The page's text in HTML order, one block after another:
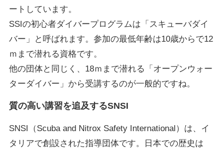
ートしています。
SSIの初心者ダイバープログラムは「スキューバダイ
バー」と呼ばれます。参加の最低年齢は10歳からで12
ｍまで潜れる資格です。
他の団体と同じく、18ｍまで潜れる「オープンウォー
ターダイバー」から受講するのが一般的ですね。
質の高い講習を追及するSNSI
SNSI（Scuba and Nitrox Safety International）は、イ
タリアで創設された指導団体です。日本での歴史は